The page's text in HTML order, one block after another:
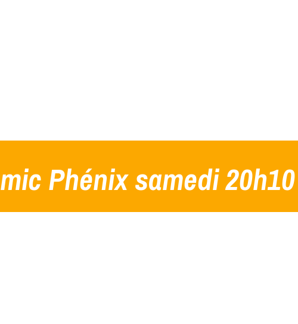
Phénix samedi 20h10